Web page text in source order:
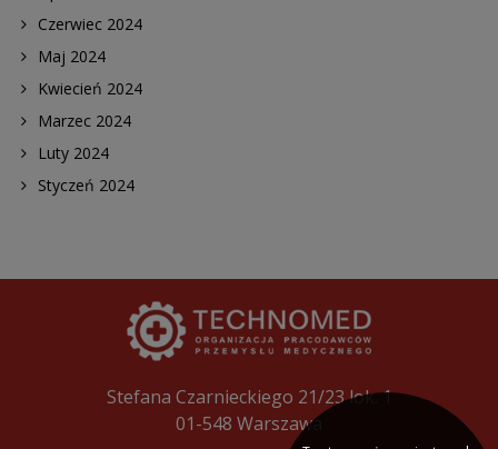
Czerwiec 2024
Maj 2024
Kwiecień 2024
Marzec 2024
Luty 2024
Styczeń 2024
Stefana Czarnieckiego 21/23 lok. 1
01-548 Warszawa